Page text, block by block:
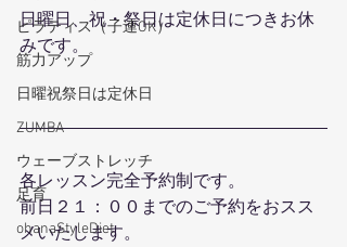
ピラティス（子連OK）
筋力アップ
日曜祝祭日は定休日
ZUMBA
ウェーブストレッチ
足育
ohanaStyleDiet
日曜日、祝・祭日は定休日につきお休
みです。
各レッスン完全予約制です。
前日２１：００までのご予約をおスス
メいたします。